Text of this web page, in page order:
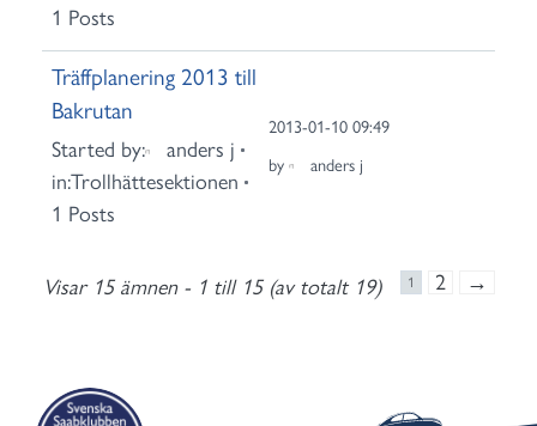
1 Posts
Träffplanering 2013 till
Bakrutan
Started by:
anders j
in:Trollhättesektionen
1 Posts
2013-01-10 09:49
by
anders j
Visar 15 ämnen - 1 till 15 (av totalt 19) 1 2 →